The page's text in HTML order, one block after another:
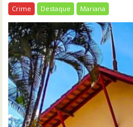
Crime Destaque Mariana